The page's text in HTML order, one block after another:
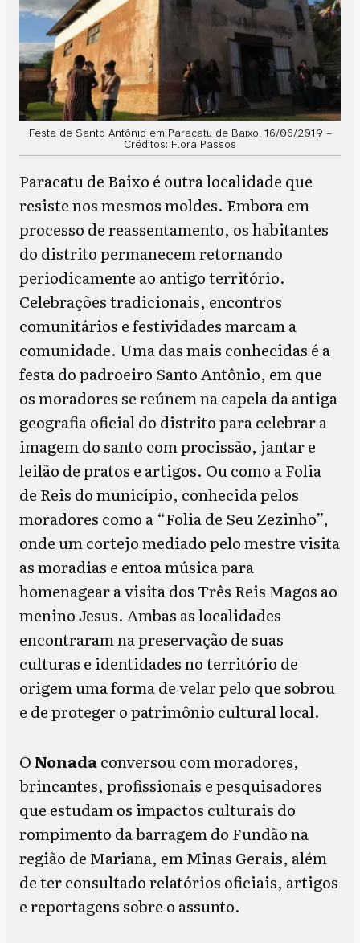
Festa de Santo Antônio em Paracatu de Baixo, 16/06/2019 –
Créditos: Flora Passos
Paracatu de Baixo é outra localidade que
resiste nos mesmos moldes. Embora em
processo de reassentamento, os habitantes
do distrito permanecem retornando
periodicamente ao antigo território.
Celebrações tradicionais, encontros
comunitários e festividades marcam a
comunidade. Uma das mais conhecidas é a
festa do padroeiro Santo Antônio, em que
os moradores se reúnem na capela da antiga
geografia oficial do distrito para celebrar a
imagem do santo com procissão, jantar e
leilão de pratos e artigos. Ou como a Folia
de Reis do município, conhecida pelos
moradores como a “Folia de Seu Zezinho”,
onde um cortejo mediado pelo mestre visita
as moradias e entoa música para
homenagear a visita dos Três Reis Magos ao
menino Jesus. Ambas as localidades
encontraram na preservação de suas
culturas e identidades no território de
origem uma forma de velar pelo que sobrou
e de proteger o patrimônio cultural local.
O Nonadaconversou com moradores,
brincantes, profissionais e pesquisadores
que estudam os impactos culturais do
rompimento da barragem do Fundão na
região de Mariana, em Minas Gerais, além
de ter consultado relatórios oficiais, artigos
e reportagens sobre o assunto.